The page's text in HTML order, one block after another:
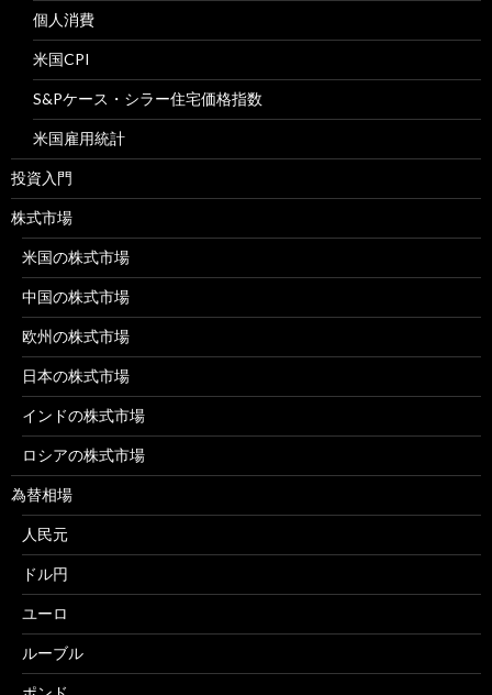
個人消費
米国CPI
S&Pケース・シラー住宅価格指数
米国雇用統計
投資入門
株式市場
米国の株式市場
中国の株式市場
欧州の株式市場
日本の株式市場
インドの株式市場
ロシアの株式市場
為替相場
人民元
ドル円
ユーロ
ルーブル